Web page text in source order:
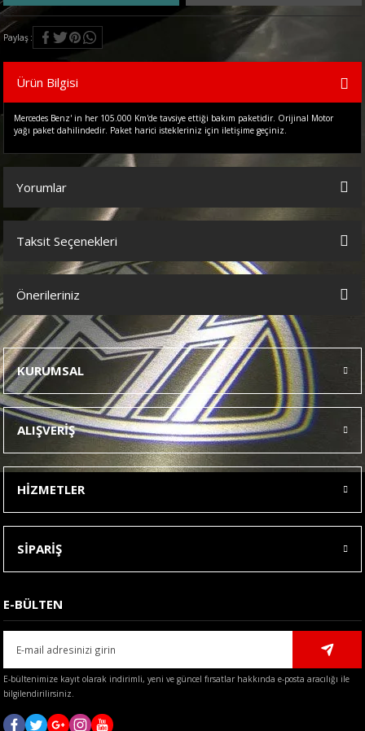
Paylaş
Ürün Bilgisi
Mercedes Benz' in her 105.000 Km'de tavsiye ettiği bakım paketidir. Orijinal Motor
yağı paket dahilindedir. Paket harici istekleriniz için iletişime geçiniz.
Yorumlar
Bu ürüne ilk yorumu siz yapın!
Taksit Seçenekleri
Önerileriniz
Bu ürünün fiyat bilgisi, resim, ürün açıklamalarında ve diğer
konularda yetersiz gördüğünüz noktaları öneri formunu kullanarak
tarafımıza iletebilirsiniz.
Görüş ve önerileriniz için teşekkür ederiz.
Ürün resmi kalitesiz, bozuk veya görüntülenemiyor.
Ürün açıklamasında eksik bilgiler bulunuyor.
Ürün bilgilerinde hatalar bulunuyor.
Ürün fiyatı diğer sitelerden daha pahalı.
Bu ürüne benzer farklı alternatifler olmalı.
Gönder
KURUMSAL
ALIŞVERİŞ
HİZMETLER
SİPARİŞ
E-BÜLTEN
E-bültenimize kayıt olarak indirimli, yeni ve güncel fırsatlar hakkında e-posta aracılığı ile
bilgilendirilirsiniz.